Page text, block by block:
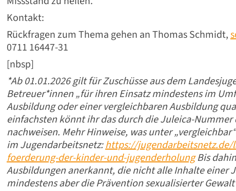
Kontakt:
Rückfragen zum Thema gehen an Thomas Schmidt,
0711 16447-31
[nbsp]
*Ab 01.01.2026 gilt für Zuschüsse aus dem
Betreuer*innen „für ihren Einsatz mindestens im
Ausbildung oder einer vergleichbaren Ausbildung
einfachsten könnt ihr das durch die Juleica-
nachweisen. Mehr Hinweise, was unter
im Jugendarbeitsnetz:https://
foerderung-der-kinder-und-jugenderholungBis
Ausbildungen anerkannt, die nicht alle Inhalte einer
mindestens aber die Prävention sexualisierter